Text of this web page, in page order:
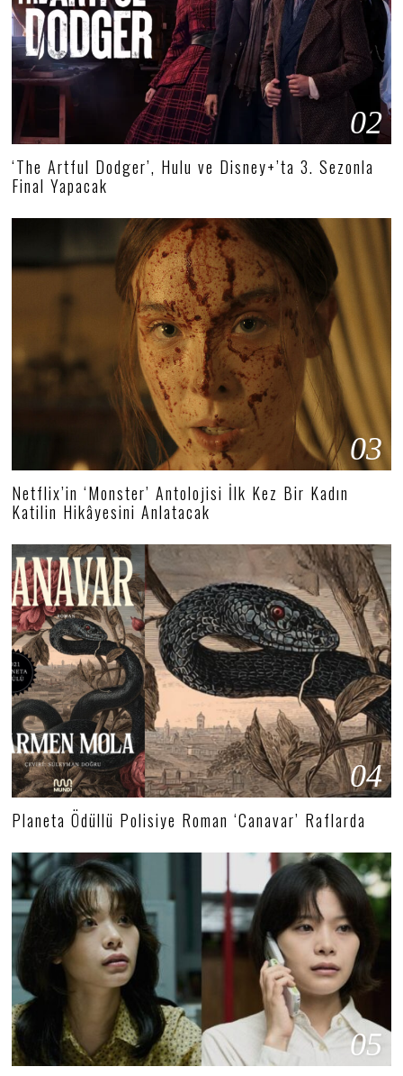
02
‘The Artful Dodger’, Hulu ve Disney+’ta 3. Sezonla
Final Yapacak
03
Netflix’in ‘Monster’ Antolojisi İlk Kez Bir Kadın
Katilin Hikâyesini Anlatacak
04
Planeta Ödüllü Polisiye Roman ‘Canavar’ Raflarda
05